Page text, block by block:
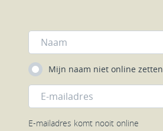
Mijn naam niet online zetten
E-mailadres komt nooit online